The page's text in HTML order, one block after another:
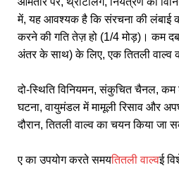
में, यह आवश्यक है कि संरचना की लंबाई
करने की गति तेज़ हो (1/4 मोड़)। कम
अंतर के साथ) के लिए, एक तितली वाल्व
दो-स्थिति विनियमन, संकुचित चैनल, कम
घटना, वायुमंडल में मामूली रिसाव और
दौरान, तितली वाल्व का चयन किया जा
ए का उपयोग करते समयतितली वाल्वई